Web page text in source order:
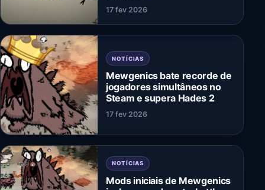
17 fev 2026
NOTÍCIAS
Mewgenics bate recorde de
jogadores simultâneos no
Steam e supera Hades 2
17 fev 2026
NOTÍCIAS
Mods iniciais de Mewgenics